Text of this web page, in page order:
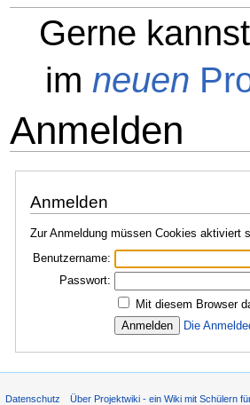
Gerne
im neuen
Anmelden
Anmelden
Zur Anmeldung müssen Cookies aktiviert
Benutzername:
Passwort:
Mit diesem Browser
Die
Datenschutz Über Projektwiki - ein Wiki mit Schülern